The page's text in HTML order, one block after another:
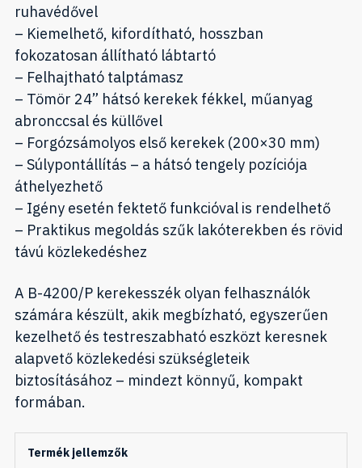
ruhavédővel
– Kiemelhető, kifordítható, hosszban
fokozatosan állítható lábtartó
– Felhajtható talptámasz
– Tömör 24” hátsó kerekek fékkel, műanyag
abronccsal és küllővel
– Forgózsámolyos első kerekek (200×30 mm)
– Súlypontállítás – a hátsó tengely pozíciója
áthelyezhető
– Igény esetén fektető funkcióval is rendelhető
– Praktikus megoldás szűk lakóterekben és rövid
távú közlekedéshez
A B-4200/P kerekesszék olyan felhasználók
számára készült, akik megbízható, egyszerűen
kezelhető és testreszabható eszközt keresnek
alapvető közlekedési szükségleteik
biztosításához – mindezt könnyű, kompakt
formában.
Termék jellemzők